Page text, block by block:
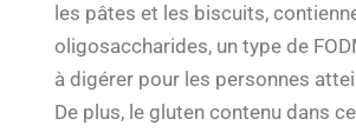
les pâtes et les biscuits,
oligosaccharides, un type de
à digérer pour les personnes
De plus, le gluten contenu dans